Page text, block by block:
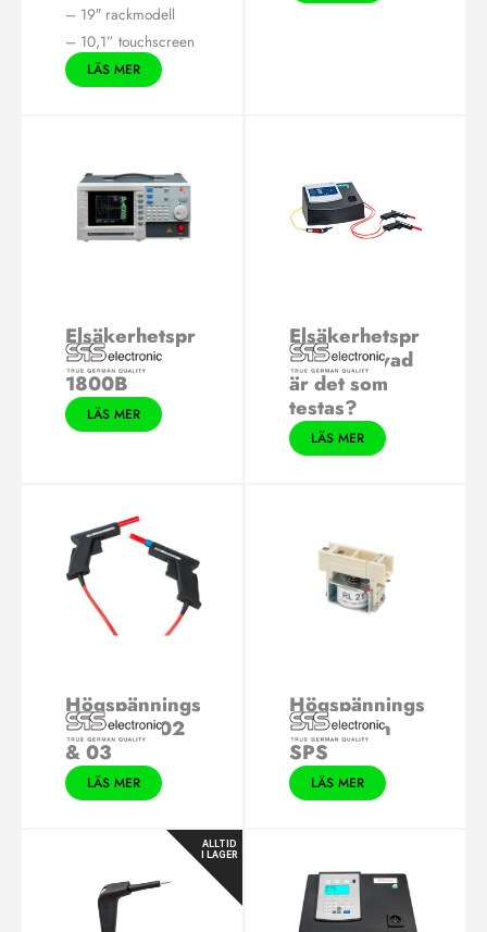
– 19″ rackmodell
– 10,1” touchscreen
LÄS MER
Elsäkerhetspr
ovare ST
1800B
LÄS MER
Elsäkerhetspr
ovning – vad
är det som
testas?
LÄS MER
Högspännings
probe SP 02
& 03
LÄS MER
Högspännings
reläer från
SPS
LÄS MER
ALLTID
I LAGER